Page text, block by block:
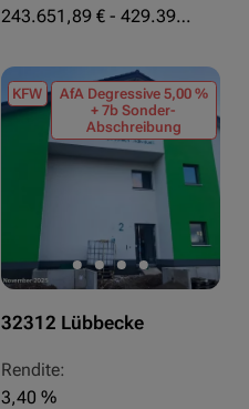
243.651,89 € - 429.392,43 €
KFW
AfA Degressive 5,00 %
+ 7b Sonder-
Abschreibung
32312 Lübbecke
Rendite:
3,40 %